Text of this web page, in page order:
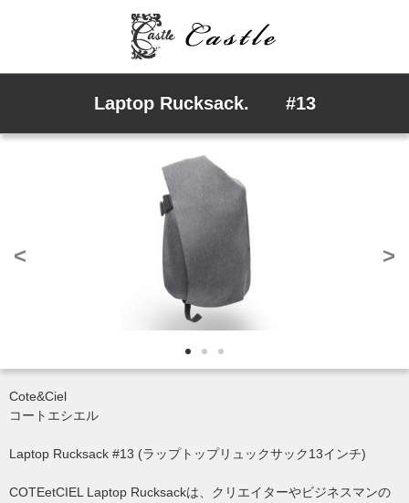
Laptop Rucksack. #13
< >
Cote&Ciel
コートエシエル
Laptop Rucksack #13 (ラップトップリュックサック13インチ)
COTEetCIEL Laptop Rucksackは、クリエイターやビジネスマンの